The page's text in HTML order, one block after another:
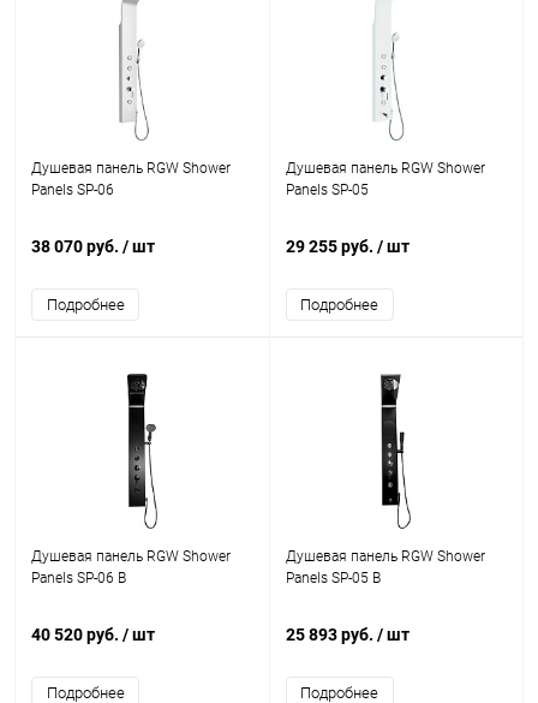
Душевая панель RGW Shower
Panels SP-06
38 070 руб. / шт
Подробнее
Душевая панель RGW Shower
Panels SP-05
29 255 руб. / шт
Подробнее
Душевая панель RGW Shower
Panels SP-06 B
40 520 руб. / шт
Подробнее
Душевая панель RGW Shower
Panels SP-05 B
25 893 руб. / шт
Подробнее